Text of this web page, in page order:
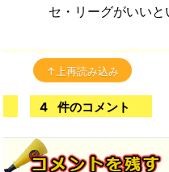
セ・リーグがいいと
↑上再読み込み
4 件のコメント